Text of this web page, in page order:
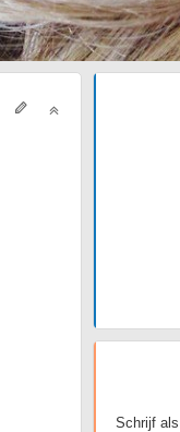
Schrijf